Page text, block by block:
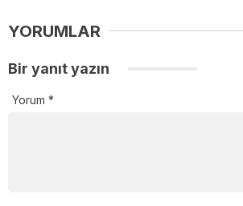
YORUMLAR
Bir yanıt yazın
Yorum *